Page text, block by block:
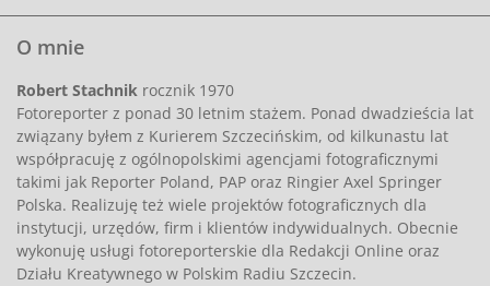
O mnie
Robert Stachnik rocznik 1970
Fotoreporter z ponad 30 letnim stażem. Ponad dwadzieścia lat
związany byłem z Kurierem Szczecińskim, od kilkunastu lat
współpracuję z ogólnopolskimi agencjami fotograficznymi
takimi jak Reporter Poland, PAP oraz Ringier Axel Springer
Polska. Realizuję też wiele projektów fotograficznych dla
instytucji, urzędów, firm i klientów indywidualnych. Obecnie
wykonuję usługi fotoreporterskie dla Redakcji Online oraz
Działu Kreatywnego w Polskim Radiu Szczecin.